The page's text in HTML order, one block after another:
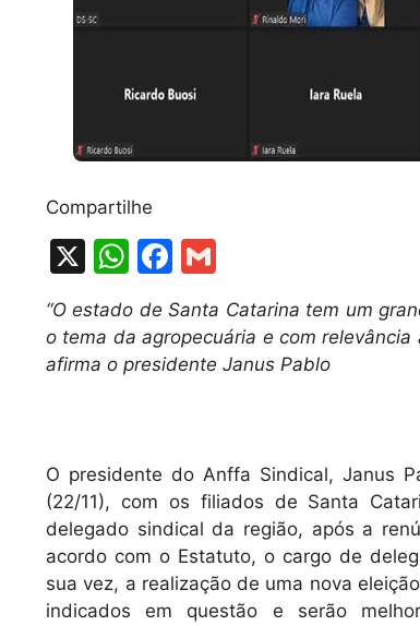
Compartilhe
X
W
at
s
p
F
a
c
e
o
k
m
ai
l
“O estado de Santa Catarina tem um
o tema da agropecuária e com
afirma o presidente Janus Pablo
O presidente do Anffa Sindical, Janus
(22/11), com os filiados de Santa
delegado sindical da região, após a
acordo com o Estatuto, o cargo de
sua vez, a realização de uma nova
indicados em questão e serão